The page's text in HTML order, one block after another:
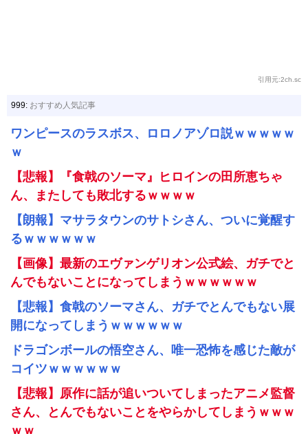
引用元:2ch.sc
999: おすすめ人気記事
ワンピースのラスボス、ロロノアゾロ説ｗｗｗｗｗ
ｗ
【悲報】『食戟のソーマ』ヒロインの田所恵ちゃ
ん、またしても敗北するｗｗｗｗ
【朗報】マサラタウンのサトシさん、ついに覚醒す
るｗｗｗｗｗｗ
【画像】最新のエヴァンゲリオン公式絵、ガチでと
んでもないことになってしまうｗｗｗｗｗｗ
【悲報】食戟のソーマさん、ガチでとんでもない展
開になってしまうｗｗｗｗｗｗ
ドラゴンボールの悟空さん、唯一恐怖を感じた敵が
コイツｗｗｗｗｗｗ
【悲報】原作に話が追いついてしまったアニメ監督
さん、とんでもないことをやらかしてしまうｗｗｗ
ｗｗ